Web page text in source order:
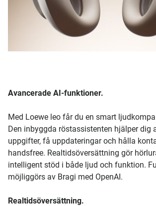
Avancerade AI-funktioner.
Med Loewe leo får du en smart
Den inbyggda röstassistenten hjälper dig
uppgifter, få uppdateringar och hålla
handsfree. Realtidsöversättning gör
intelligent stöd i både ljud och funktion.
möjliggörs av Bragi med OpenAI.
Realtidsöversättning.